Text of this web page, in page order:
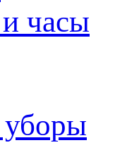
часы